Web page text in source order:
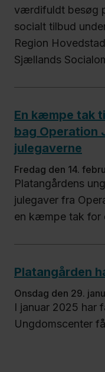
værdifuldt besøg
socialt tilbud
Region
Sjællands
En kæmpe tak
bag Operation
julegaverne
fredag den 14.
Platangårdens
julegaver fra
en kæmpe tak for
Platangården
onsdag den 29.
I januar 2025 har
Ungdomscenter